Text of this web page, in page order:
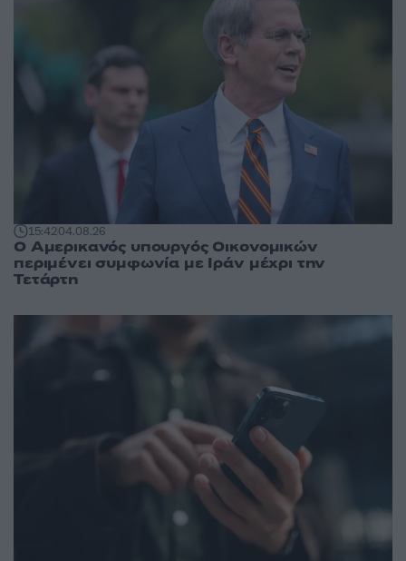
15:4204.08.26
Ο Αμερικανός υπουργός Οικονομικών
περιμένει συμφωνία με Ιράν μέχρι την
Τετάρτη